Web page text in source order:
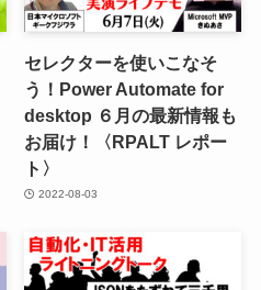
セレクターを使いこなそ
う！Power Automate for
desktop ６月の最新情報も
お届け！〈RPALT レポー
ト〉
2022-08-03